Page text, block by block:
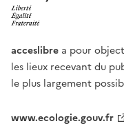
acceslibre a pour
les lieux recevant du
le plus largement
www.ecologie.gouv.fr